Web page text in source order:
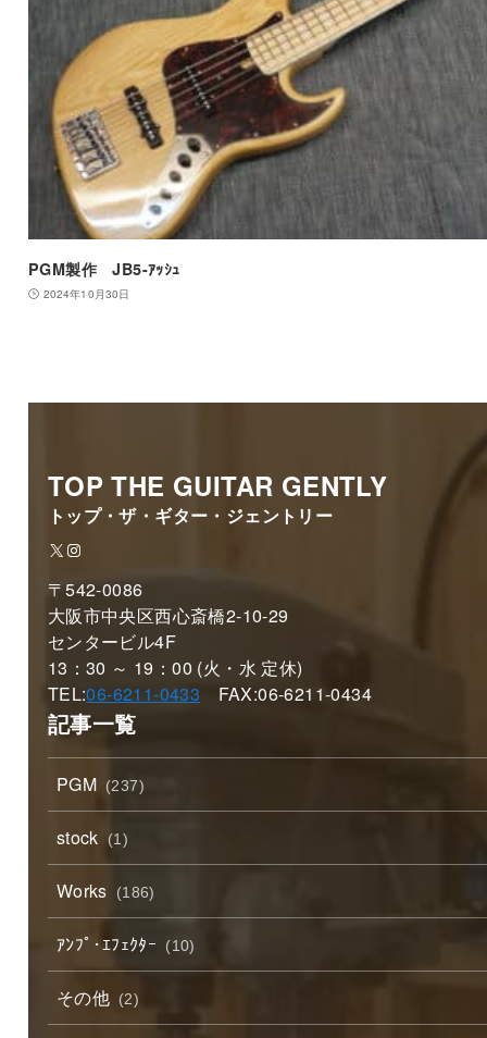
PGM製作 JB5-ｱｯｼｭ
2024年10月30日
TOP THE GUITAR GENTLY
トップ・ザ・ギター・ジェントリー
X Instagram
〒542-0086
大阪市中央区西心斎橋2-10-29
センタービル4F
13：30 ～ 19：00 (火・水 定休)
TEL:06-6211-0433 FAX:06-6211-0434
記事一覧
PGM (237)
stock (1)
Works (186)
ｱﾝﾌﾟ･ｴﾌｪｸﾀｰ (10)
その他 (2)